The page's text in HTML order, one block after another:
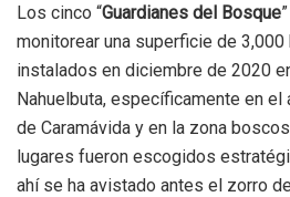
Los cinco “Guardianes del Bosque
monitorear una superficie de
instalados en diciembre de 2020
Nahuelbuta, específicamente en el
de Caramávida y en la zona
lugares fueron escogidos
ahí se ha avistado antes el zorro